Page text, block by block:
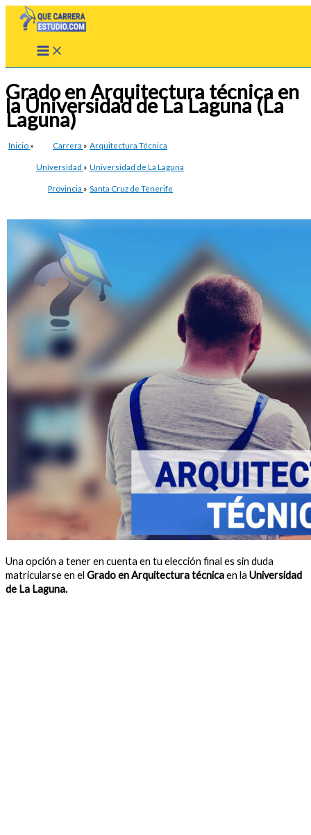
Grado en Arquitectura técnica en
la Universidad de La Laguna (La
Laguna)
Inicio » Carrera » Arquitectura Técnica
Universidad » Universidad de La Laguna
Provincia » Santa Cruz de Tenerife
Una opción a tener en cuenta en tu elección final es sin duda
matricularse en el Grado en Arquitectura técnicaen la Universidad
de La Laguna.